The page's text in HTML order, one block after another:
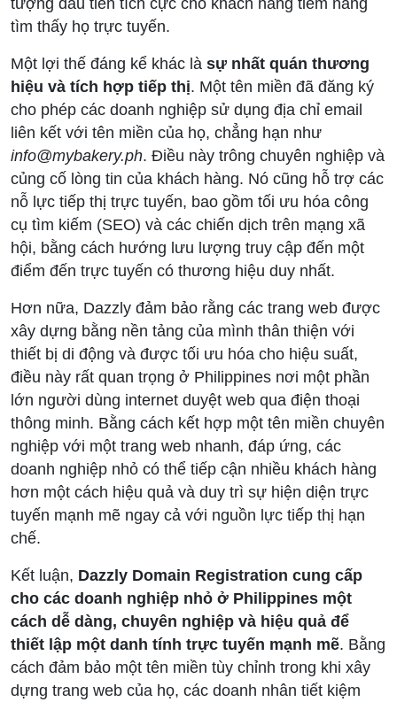
tượng đầu tiên tích cực cho khách hàng tiềm năng
tìm thấy họ trực tuyến.
Một lợi thế đáng kể khác là sự nhất quán thương
hiệu và tích hợp tiếp thị. Một tên miền đã đăng ký
cho phép các doanh nghiệp sử dụng địa chỉ email
liên kết với tên miền của họ, chẳng hạn như
info@mybakery.ph. Điều này trông chuyên nghiệp và
củng cố lòng tin của khách hàng. Nó cũng hỗ trợ các
nỗ lực tiếp thị trực tuyến, bao gồm tối ưu hóa công
cụ tìm kiếm (SEO) và các chiến dịch trên mạng xã
hội, bằng cách hướng lưu lượng truy cập đến một
điểm đến trực tuyến có thương hiệu duy nhất.
Hơn nữa, Dazzly đảm bảo rằng các trang web được
xây dựng bằng nền tảng của mình thân thiện với
thiết bị di động và được tối ưu hóa cho hiệu suất,
điều này rất quan trọng ở Philippines nơi một phần
lớn người dùng internet duyệt web qua điện thoại
thông minh. Bằng cách kết hợp một tên miền chuyên
nghiệp với một trang web nhanh, đáp ứng, các
doanh nghiệp nhỏ có thể tiếp cận nhiều khách hàng
hơn một cách hiệu quả và duy trì sự hiện diện trực
tuyến mạnh mẽ ngay cả với nguồn lực tiếp thị hạn
chế.
Kết luận, Dazzly Domain Registration cung cấp
cho các doanh nghiệp nhỏ ở Philippines một
cách dễ dàng, chuyên nghiệp và hiệu quả để
thiết lập một danh tính trực tuyến mạnh mẽ. Bằng
cách đảm bảo một tên miền tùy chỉnh trong khi xây
dựng trang web của họ, các doanh nhân tiết kiệm